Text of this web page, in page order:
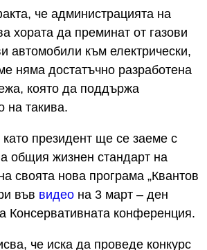
че администрацията на
хората да преминат от газови
автомобили към електрически,
няма достатъчно разработена
която да поддържа
на такива.
президент ще се заеме с
общия жизнен стандарт на
своята нова програма „Квантов
във видео на 3 март – ден
Консервативната конференция.
че иска да проведе конкурс